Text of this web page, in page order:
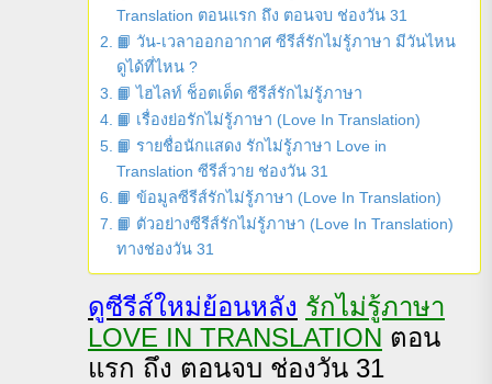
Translation ตอนแรก ถึง ตอนจบ ช่องวัน 31
📙 วัน-เวลาออกอากาศ ซีรีส์รักไม่รู้ภาษา มีวันไหน
ดูได้ที่ไหน ?
📙 ไฮไลท์ ช็อตเด็ด ซีรีส์รักไม่รู้ภาษา
📙 เรื่องย่อรักไม่รู้ภาษา (Love In Translation)
📙 รายชื่อนักแสดง รักไม่รู้ภาษา Love in
Translation ซีรีส์วาย ช่องวัน 31
📙 ข้อมูลซีรีส์รักไม่รู้ภาษา (Love In Translation)
📙 ตัวอย่างซีรีส์รักไม่รู้ภาษา (Love In Translation)
ทางช่องวัน 31
ดูซีรีส์ใหม่ย้อนหลัง รักไม่รู้ภาษา
LOVE IN TRANSLATION ตอน
แรก ถึง ตอนจบ ช่องวัน 31